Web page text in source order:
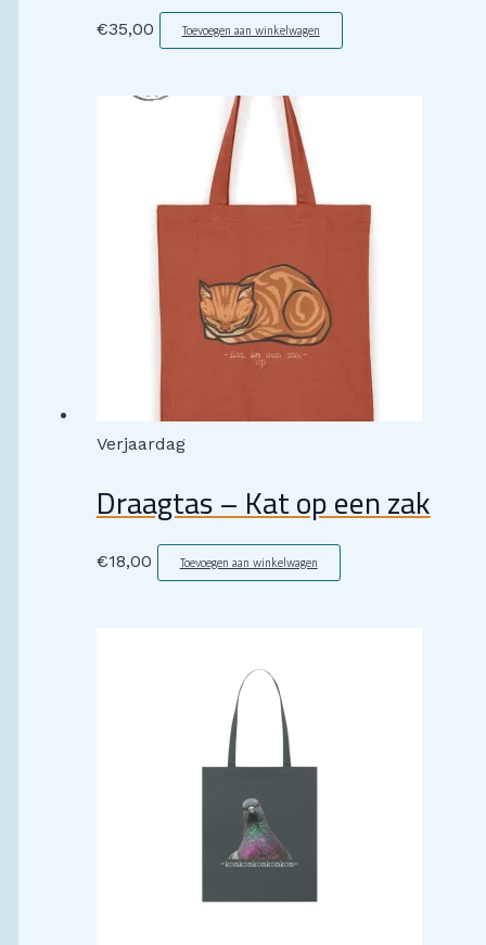
€35,00 Toevoegen aan winkelwagen
Verjaardag
Draagtas – Kat op een zak
€18,00 Toevoegen aan winkelwagen